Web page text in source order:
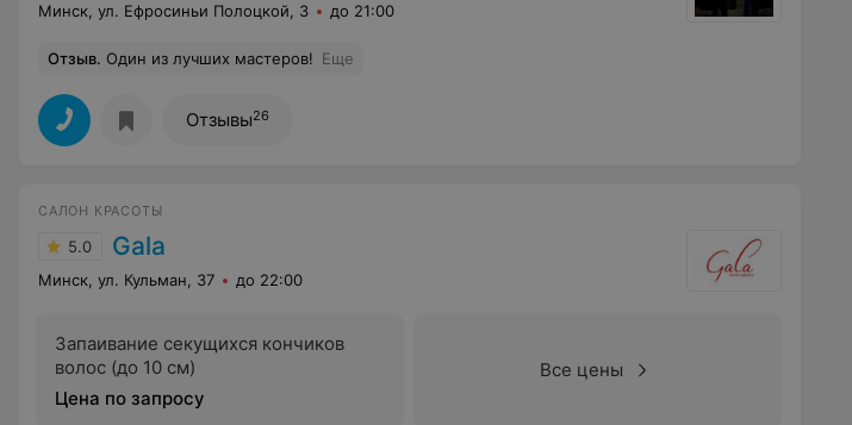
Минск, ул. Ефросиньи Полоцкой, 3 до 21:00
Отзыв. Один из лучших мастеров! Еще
Отзывы26
САЛОН КРАСОТЫ
5.0 Gala
Минск, ул. Кульман, 37 до 22:00
Запаивание секущихся кончиков
волос (до 10 см)
Цена по запросу
Все цены